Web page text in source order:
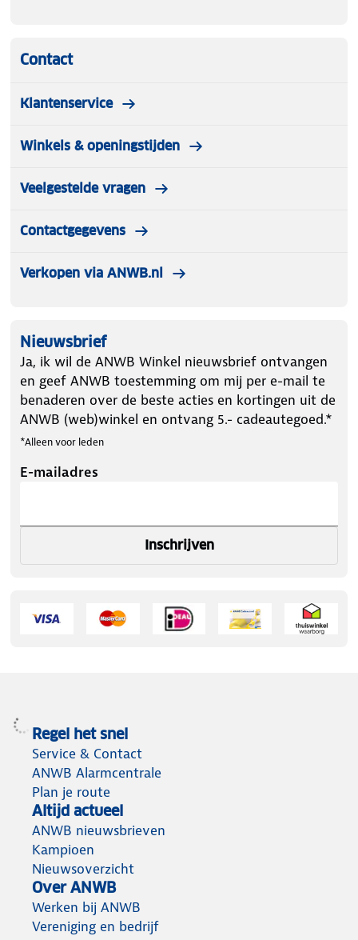
Contact
Klantenservice
Winkels & openingstijden
Veelgestelde vragen
Contactgegevens
Verkopen via ANWB.nl
Nieuwsbrief
Ja, ik wil de ANWB Winkel nieuwsbrief ontvangen
en geef ANWB toestemming om mij per e-mail te
benaderen over de beste acties en kortingen uit de
ANWB (web)winkel en ontvang 5.- cadeautegoed.*
*Alleen voor leden
E-mailadres
Inschrijven
Regel het snel
Service & Contact
ANWB Alarmcentrale
Plan je route
Altijd actueel
ANWB nieuwsbrieven
Kampioen
Nieuwsoverzicht
Over ANWB
Werken bij ANWB
Vereniging en bedrijf